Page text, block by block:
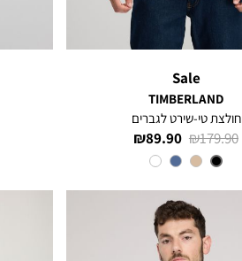
Sale
TIMBERLAND
חולצת טי-שירט לגברים
מחיר
מוצר
89.90 ₪
מחיר
רגיל
179.90 ₪
צבע
Black